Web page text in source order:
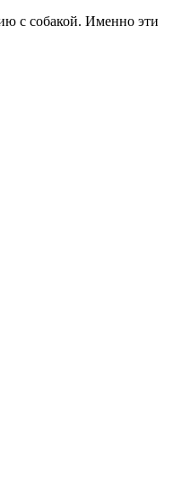
с собакой. Именно эти